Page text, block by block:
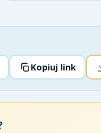
Kopiuj link